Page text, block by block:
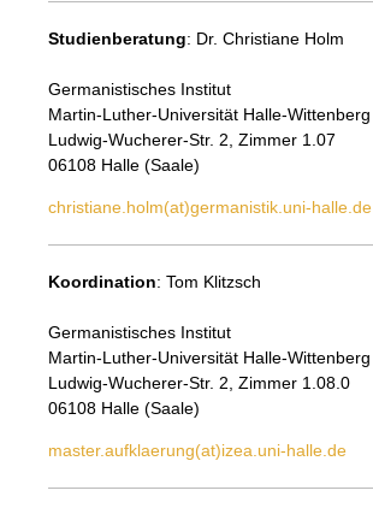
Studienberatung: Dr. Christiane Holm
Germanistisches Institut
Martin-Luther-Universität Halle-Wittenberg
Ludwig-Wucherer-Str. 2, Zimmer 1.07
06108 Halle (Saale)
christiane.holm(at)germanistik.uni-halle.de
Koordination: Tom Klitzsch
Germanistisches Institut
Martin-Luther-Universität Halle-Wittenberg
Ludwig-Wucherer-Str. 2, Zimmer 1.08.0
06108 Halle (Saale)
master.aufklaerung(at)izea.uni-halle.de